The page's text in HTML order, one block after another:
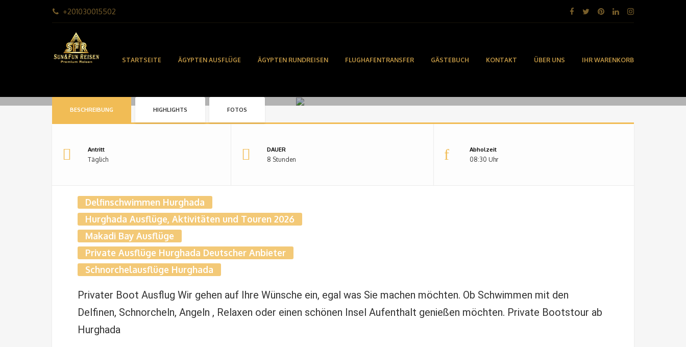
+201030015502
STARTSEITE ÄGYPTEN AUSFLÜGE ÄGYPTEN RUNDREISEN FLUGHAFENTRANSFER GÄSTEBUCH KONTAKT ÜBER UNS IHR WARENKORB
BESCHREIBUNG HIGHLIGHTS FOTOS
Täglich
Antritt
8 Stunden
DAUER
08:30 Uhr
Abholzeit
Delfinschwimmen Hurghada
Hurghada Ausflüge, Aktivitäten und Touren 2026
Makadi Bay Ausflüge
Private Ausflüge Hurghada Deutscher Anbieter
Schnorchelausflüge Hurghada
Privater Boot Ausflug Wir gehen auf Ihre Wünsche ein, egal was Sie machen möchten. Ob Schwimmen mit den
Delfinen, Schnorcheln, Angeln , Relaxen oder einen schönen Insel Aufenthalt genießen möchten. Private Bootstour ab
Hurghada